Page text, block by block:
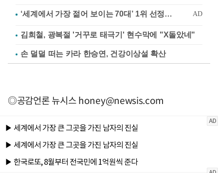
김희철, 광복절 '거꾸로 태극기' 현수막에 "X돌았네"
손 덜덜 떠는 카라 한승연, 건강이상설 확산
◎공감언론 뉴시스honey@newsis.com